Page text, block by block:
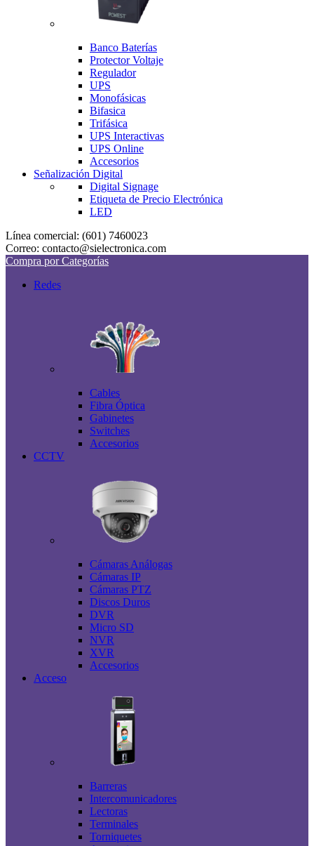
Banco Baterías
Protector Voltaje
Regulador
UPS
Monofásicas
Bifasica
Trifásica
UPS Interactivas
UPS Online
Accesorios
Señalización Digital
Digital Signage
Etiqueta de Precio Electrónica
LED
Línea comercial: (601) 7460023
Correo: contacto@sielectronica.com
Compra por Categorías
Redes
Cables
Fibra Óptica
Gabinetes
Switches
Accesorios
CCTV
Cámaras Análogas
Cámaras IP
Cámaras PTZ
Discos Duros
DVR
Micro SD
NVR
XVR
Accesorios
Acceso
Barreras
Intercomunicadores
Lectoras
Terminales
Torniquetes